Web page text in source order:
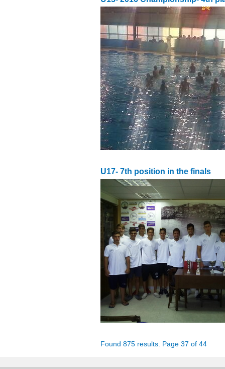
U17- 7th position in the finals
Found 875 results. Page 37 of 44